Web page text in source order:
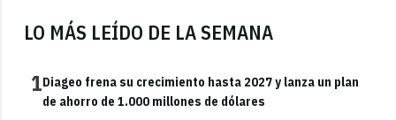
LO MÁS LEÍDO DE LA SEMANA
1Diageo frena su crecimiento hasta 2027 y lanza un plan
de ahorro de 1.000 millones de dólares